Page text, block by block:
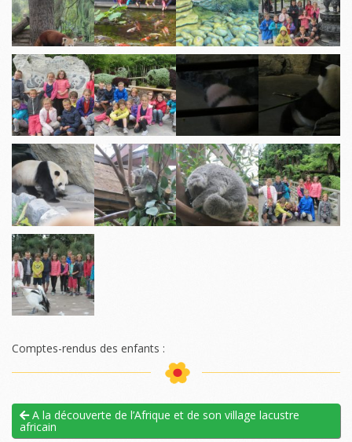
Comptes-rendus des enfants :
A la découverte de l’Afrique et de son village lacustre
africain